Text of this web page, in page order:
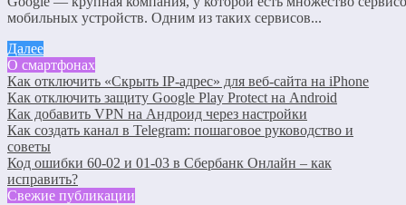
мобильных устройств. Одним из таких сервисов...
Далее
О смартфонах
Как отключить «Скрыть IP-адрес» для веб-сайта на iPhone
Как отключить защиту Google Play Protect на Android
Как добавить VPN на Андроид через настройки
Как создать канал в Telegram: пошаговое руководство и
советы
Код ошибки 60-02 и 01-03 в Сбербанк Онлайн – как
исправить?
Свежие публикации